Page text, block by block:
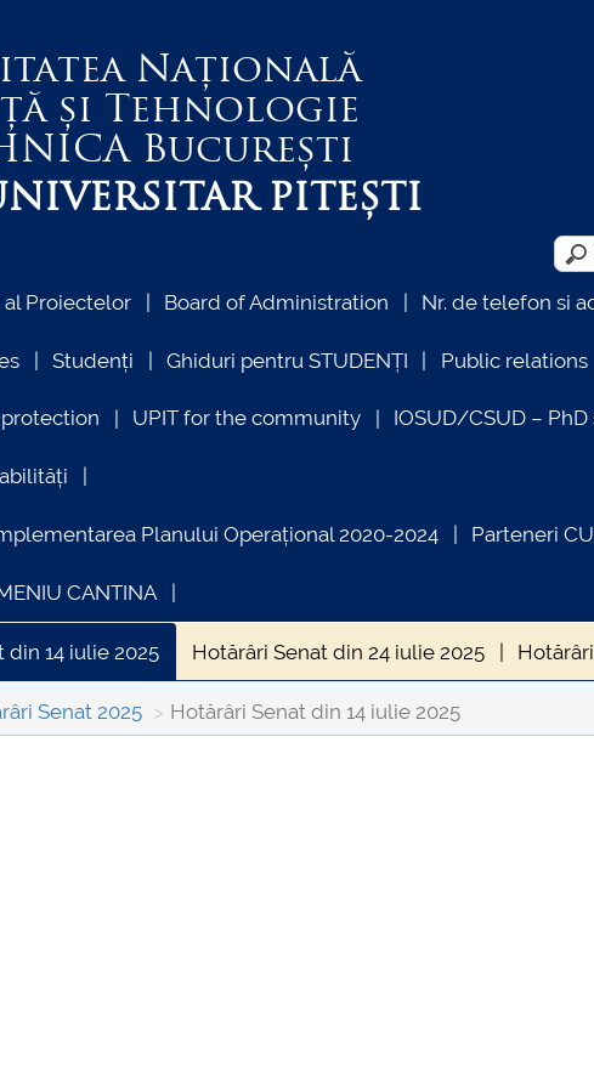
Națională
și Tehnologie
București
PITEȘTI
Proiectelor Board of Administration Nr. de telefon si
Studenți Ghiduri pentru STUDENȚI Public relations
UPIT for the community IOSUD/CSUD –
Planului Operațional 2020-2024 Parteneri
CANTINA
din 14 iulie 2025 Hotărâri Senat din 24 iulie 2025
din 17 septembrie 2025 Hotărâri Senat din 25 septembrie
Senat 2025 Hotărâri Senat din 14 iulie 2025